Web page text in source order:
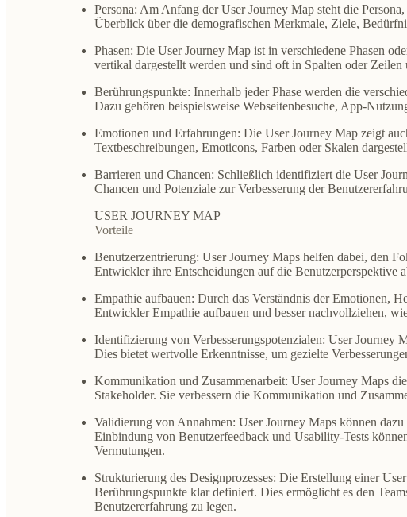
Persona: Am Anfang der User Journey Map steht die
Überblick über die demografischen Merkmale, Ziele,
Phasen: Die User Journey Map ist in verschiedene Phasen
vertikal dargestellt werden und sind oft in Spalten oder
Berührungspunkte: Innerhalb jeder Phase werden die
Dazu gehören beispielsweise Webseitenbesuche, App-
Emotionen und Erfahrungen: Die User Journey Map zeigt
Textbeschreibungen, Emoticons, Farben oder Skalen
Barrieren und Chancen: Schließlich identifiziert die User
Chancen und Potenziale zur Verbesserung der
USER JOURNEY MAP
Vorteile
Benutzerzentrierung: User Journey Maps helfen dabei, den
Entwickler ihre Entscheidungen auf die Benutzerperspektive
Empathie aufbauen: Durch das Verständnis der Emotionen,
Entwickler Empathie aufbauen und besser nachvollziehen,
Identifizierung von Verbesserungspotenzialen: User Journey
Dies bietet wertvolle Erkenntnisse, um gezielte
Kommunikation und Zusammenarbeit: User Journey Maps
Stakeholder. Sie verbessern die Kommunikation und
Validierung von Annahmen: User Journey Maps können
Einbindung von Benutzerfeedback und Usability-Tests
Vermutungen.
Strukturierung des Designprozesses: Die Erstellung einer
Berührungspunkte klar definiert. Dies ermöglicht es den
Benutzererfahrung zu legen.